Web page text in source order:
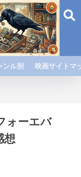
ル別 映画サイト
ォーエバ
想